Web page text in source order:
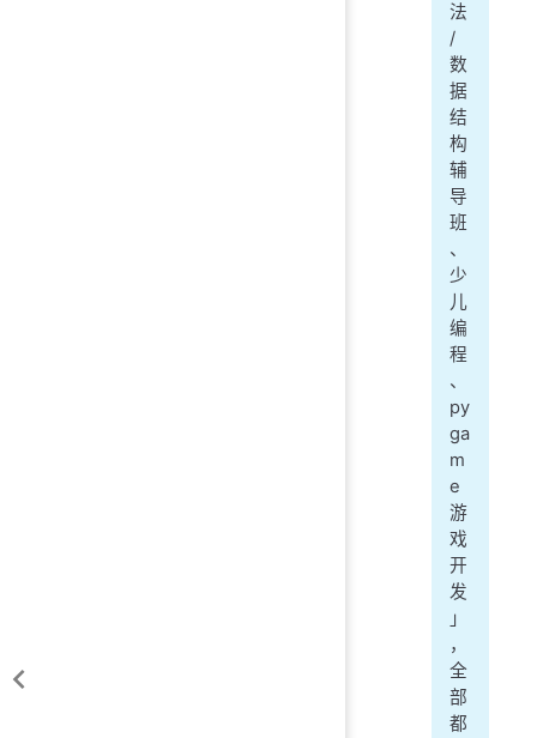
法
/
数
据
结
构
辅
导
班
、
少
儿
编
程
、
py
ga
m
e
游
戏
开
发
」
，
全
部
都